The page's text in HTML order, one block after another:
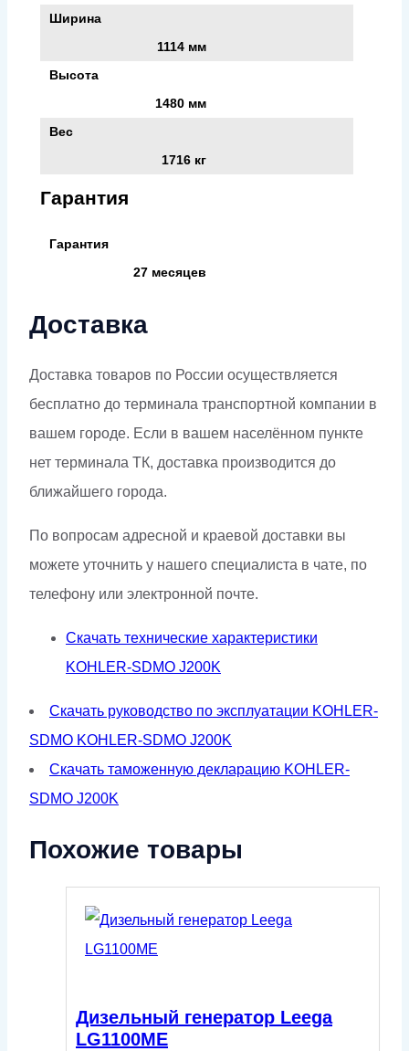
Ширина
1114 мм
Высота
1480 мм
Вес
1716 кг
Гарантия
Гарантия
27 месяцев
Доставка
Доставка товаров по России осуществляется
бесплатно до терминала транспортной компании в
вашем городе. Если в вашем населённом пункте
нет терминала ТК, доставка производится до
ближайшего города.
По вопросам адресной и краевой доставки вы
можете уточнить у нашего специалиста в чате, по
телефону или электронной почте.
Скачать технические характеристики
KOHLER-SDMO J200K
Скачать руководство по эксплуатации KOHLER-
SDMO KOHLER-SDMO J200K
Скачать таможенную декларацию KOHLER-
SDMO J200K
Похожие товары
Дизельный генератор Leega
LG1100ME